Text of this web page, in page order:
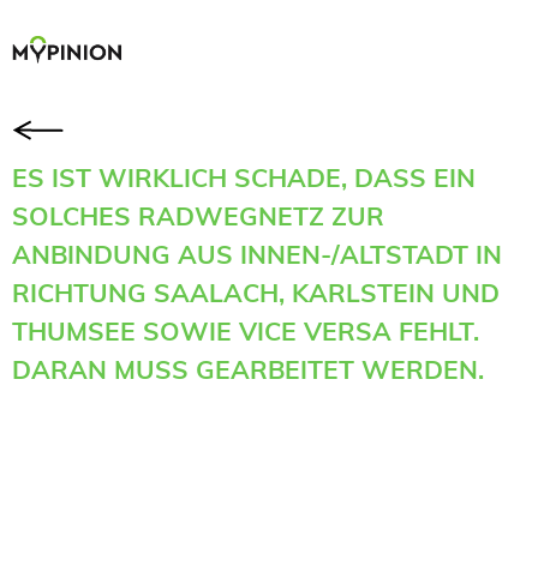
ES IST WIRKLICH SCHADE, DASS EIN
SOLCHES RADWEGNETZ ZUR
ANBINDUNG AUS INNEN-/ALTSTADT IN
RICHTUNG SAALACH, KARLSTEIN UND
THUMSEE SOWIE VICE VERSA FEHLT.
DARAN MUSS GEARBEITET WERDEN.